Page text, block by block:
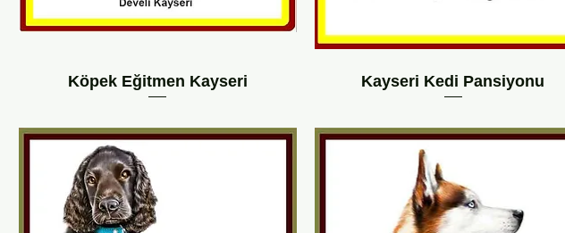
Kayseri Kedi Pansiyonu
Köpek Eğitmen Kayseri